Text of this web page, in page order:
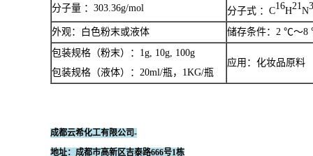
分子量 ：303.36g/mol 分子式 ： C16H21N3
外观：白色粉末或液体
储存条件：2 ℃～
包装规格（粉末）：1g, 10g, 100g
包装规格（液体）：20ml/瓶，1KG/瓶
应用：化妆品原料
成都云希化工有限公司-
地址：成都市高新区吉泰路666号1栋